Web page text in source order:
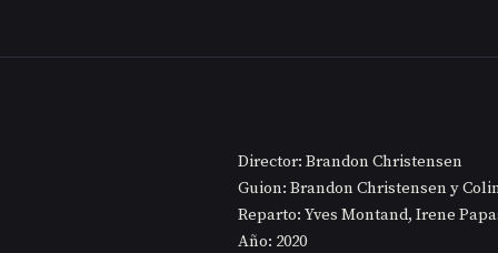
Director: Brandon Christensen
Guion: Brandon Christensen y
Reparto: Yves Montand, Irene
Año: 2020